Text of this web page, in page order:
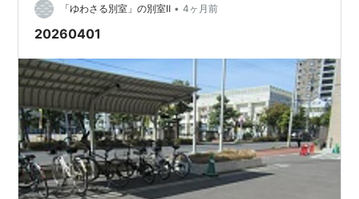
「ゆわさる別室」の別室Ⅱ • 4ヶ月前
20260401